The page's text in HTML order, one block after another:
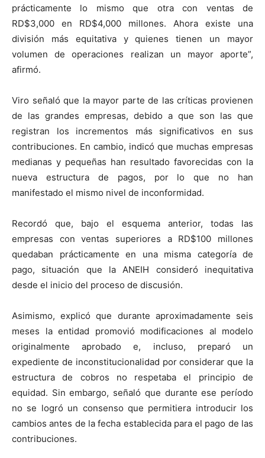
prácticamente lo mismo que otra con ventas de
RD$3,000 en RD$4,000 millones. Ahora existe una
división más equitativa y quienes tienen un mayor
volumen de operaciones realizan un mayor aporte”,
afirmó.
Viro señaló que la mayor parte de las críticas provienen
de las grandes empresas, debido a que son las que
registran los incrementos más significativos en sus
contribuciones. En cambio, indicó que muchas empresas
medianas y pequeñas han resultado favorecidas con la
nueva estructura de pagos, por lo que no han
manifestado el mismo nivel de inconformidad.
Recordó que, bajo el esquema anterior, todas las
empresas con ventas superiores a RD$100 millones
quedaban prácticamente en una misma categoría de
pago, situación que la ANEIH consideró inequitativa
desde el inicio del proceso de discusión.
Asimismo, explicó que durante aproximadamente seis
meses la entidad promovió modificaciones al modelo
originalmente aprobado e, incluso, preparó un
expediente de inconstitucionalidad por considerar que la
estructura de cobros no respetaba el principio de
equidad. Sin embargo, señaló que durante ese período
no se logró un consenso que permitiera introducir los
cambios antes de la fecha establecida para el pago de las
contribuciones.